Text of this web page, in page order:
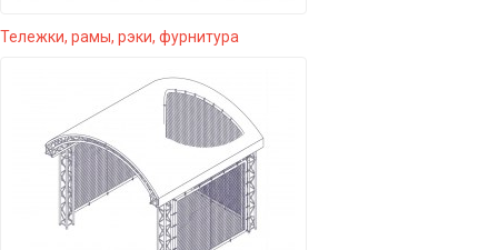
Тележки, рамы, рэки, фурнитура